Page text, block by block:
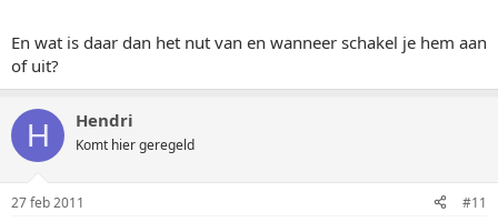
En wat is daar dan het nut van en wanneer schakel je hem aan
of uit?
H Hendri
Komt hier geregeld
27 feb 2011 #11